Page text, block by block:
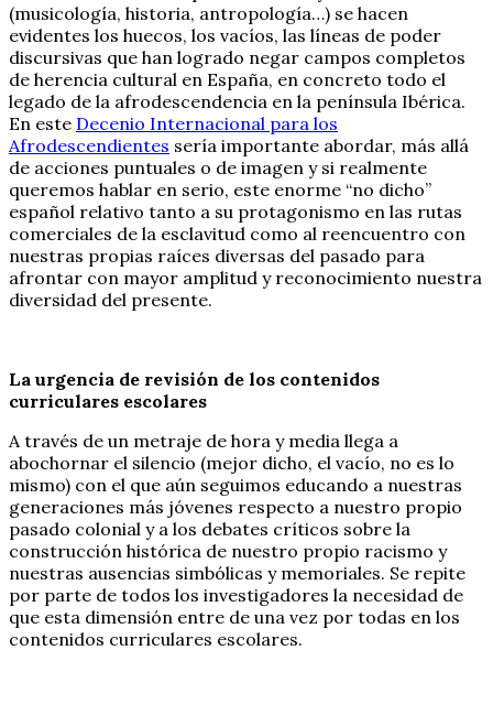
(musicología, historia, antropología…) se hacen
evidentes los huecos, los vacíos, las líneas de poder
discursivas que han logrado negar campos completos
de herencia cultural en España, en concreto todo el
legado de la afrodescendencia en la península Ibérica.
En este Decenio Internacional para los
Afrodescendientes sería importante abordar, más allá
de acciones puntuales o de imagen y si realmente
queremos hablar en serio, este enorme “no dicho”
español relativo tanto a su protagonismo en las rutas
comerciales de la esclavitud como al reencuentro con
nuestras propias raíces diversas del pasado para
afrontar con mayor amplitud y reconocimiento nuestra
diversidad del presente.
La urgencia de revisión de los contenidos
curriculares escolares
A través de un metraje de hora y media llega a
abochornar el silencio (mejor dicho, el vacío, no es lo
mismo) con el que aún seguimos educando a nuestras
generaciones más jóvenes respecto a nuestro propio
pasado colonial y a los debates críticos sobre la
construcción histórica de nuestro propio racismo y
nuestras ausencias simbólicas y memoriales. Se repite
por parte de todos los investigadores la necesidad de
que esta dimensión entre de una vez por todas en los
contenidos curriculares escolares.